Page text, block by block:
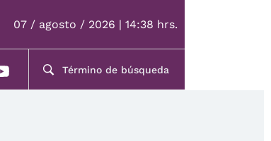
07 / agosto / 2026 | 14:38 hrs.